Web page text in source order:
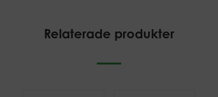
Relaterade produkter